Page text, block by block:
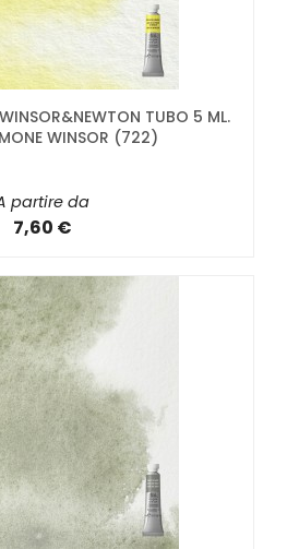
TUBO 5 ML.
WINSOR (722)
partire da
7,60 €